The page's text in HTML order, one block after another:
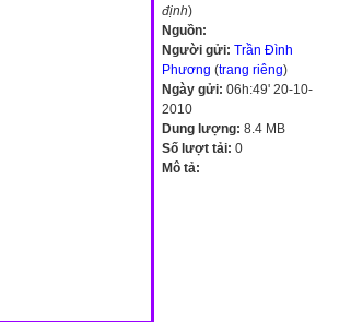
định)
Nguồn:
Người gửi: Trần Đình
Phương (trang riêng)
Ngày gửi: 06h:49' 20-10-
2010
Dung lượng: 8.4 MB
Số lượt tải: 0
Mô tả: